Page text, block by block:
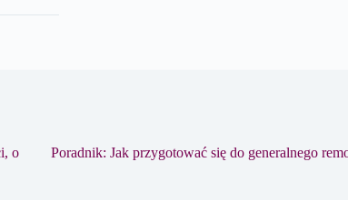
o
Poradnik: Jak przygotować się do generalnego